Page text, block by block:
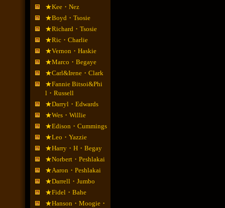
★Kee・Nez
★Boyd・Tsosie
★Richard・Tsosie
★Ric・Charlie
★Vernon・Haskie
★Marco・Begaye
★Carl&Irene・Clark
★Fannie Bitsoi&Phi
l・Russell
★Darryl・Edwards
★Wes・Willie
★Edison・Cummings
★Leo・Yazzie
★Harry・H・Begay
★Norbert・Peshlakai
★Aaron・Peshlakai
★Darrell・Jumbo
★Fidel・Bahe
★Hanson・Moogie・